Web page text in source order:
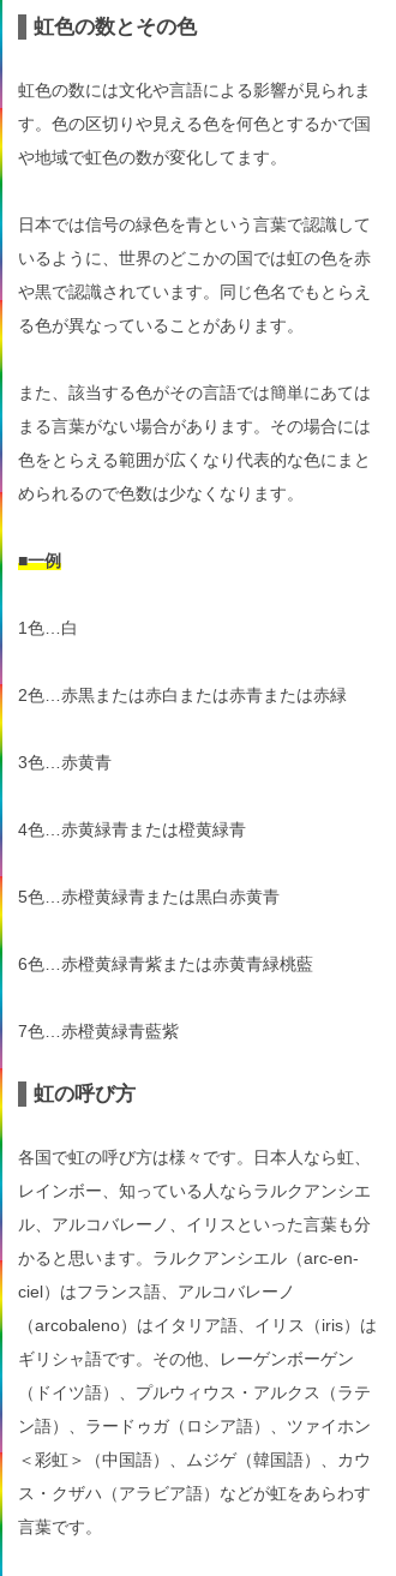
虹色の数とその色
虹色の数には文化や言語による影響が見られま
す。色の区切りや見える色を何色とするかで国
や地域で虹色の数が変化してます。
日本では信号の緑色を青という言葉で認識して
いるように、世界のどこかの国では虹の色を赤
や黒で認識されています。同じ色名でもとらえ
る色が異なっていることがあります。
また、該当する色がその言語では簡単にあては
まる言葉がない場合があります。その場合には
色をとらえる範囲が広くなり代表的な色にまと
められるので色数は少なくなります。
■一例
1色…白
2色…赤黒または赤白または赤青または赤緑
3色…赤黄青
4色…赤黄緑青または橙黄緑青
5色…赤橙黄緑青または黒白赤黄青
6色…赤橙黄緑青紫または赤黄青緑桃藍
7色…赤橙黄緑青藍紫
虹の呼び方
各国で虹の呼び方は様々です。日本人なら虹、
レインボー、知っている人ならラルクアンシエ
ル、アルコバレーノ、イリスといった言葉も分
かると思います。ラルクアンシエル（arc-en-
ciel）はフランス語、アルコバレーノ
（arcobaleno）はイタリア語、イリス（iris）は
ギリシャ語です。その他、レーゲンボーゲン
（ドイツ語）、プルウィウス・アルクス（ラテ
ン語）、ラードゥガ（ロシア語）、ツァイホン
＜彩虹＞（中国語）、ムジゲ（韓国語）、カウ
ス・クザハ（アラビア語）などが虹をあらわす
言葉です。